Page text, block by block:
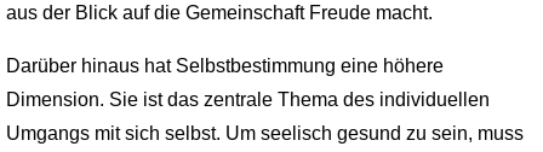
aus der Blick auf die Gemeinschaft Freude macht.
Darüber hinaus hat Selbstbestimmung eine höhere
Dimension. Sie ist das zentrale Thema des individuellen
Umgangs mit sich selbst. Um seelisch gesund zu sein, muss